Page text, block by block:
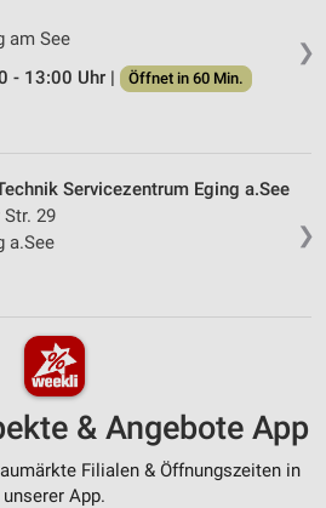
❯
am See
- 13:00 Uhr |
Öffnet in 60 Min.
❯
Servicezentrum Eging a.See
29
a.See
& Angebote App
Filialen & Öffnungszeiten in
unserer App.